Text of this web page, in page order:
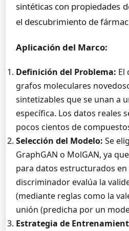
sintéticas con propiedades
el descubrimiento de
Aplicación del Marco:
Definición del Problema: El
grafos moleculares
sintetizables que se unan a
específica. Los datos reales
pocos cientos de
Selección del Modelo: Se
GraphGAN o MolGAN, ya
para datos estructurados en
discriminador evalúa la
(mediante reglas como la
unión (predicha por un
Estrategia de